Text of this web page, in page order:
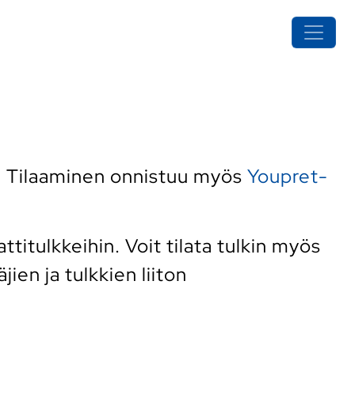
Tilaaminen onnistuu myös Youpret-
Voit tilata tulkin myös
ja tulkkien liiton